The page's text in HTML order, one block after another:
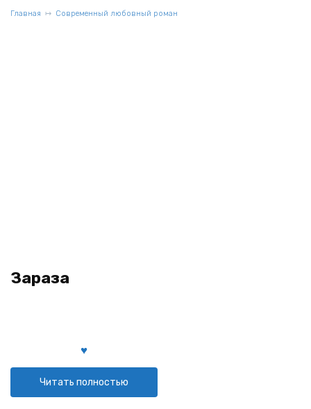
Главная Современный любовный роман
Зараза
Читать полностью